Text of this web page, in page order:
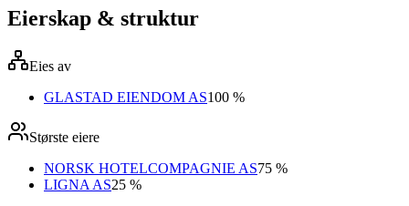
Eierskap & struktur
Eies av
GLASTAD EIENDOM AS100 %
Største eiere
NORSK HOTELCOMPAGNIE AS75 %
LIGNA AS25 %